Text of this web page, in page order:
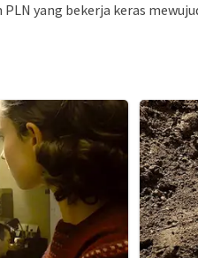
yang bekerja keras